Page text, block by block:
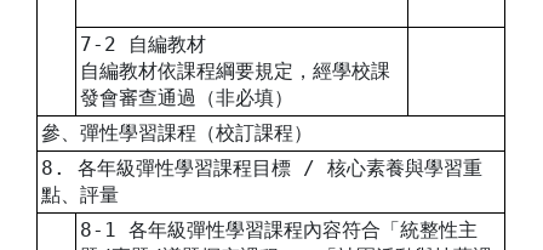
7-2 自編教材
自編教材依課程綱要規定，經學校課
發會審查通過（非必填）
參、彈性學習課程（校訂課程）
8. 各年級彈性學習課程目標 / 核心素養與學習重
點、評量
8-1 各年級彈性學習課程內容符合「統整性主